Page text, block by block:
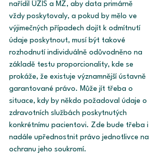
nařídil ÚZIS a MZ, aby data primárně
vždy poskytovaly, a pokud by mělo ve
výjimečných případech dojít k odmítnutí
údaje poskytnout, musí být takové
rozhodnutí individuálně odůvodněno na
základě testu proporcionality, kde se
prokáže, že existuje významnější ústavně
garantované právo. Může jít třeba o
situace, kdy by někdo požadoval údaje o
zdravotních službách poskytnutých
konkrétnímu pacientovi. Zde bude třeba i
nadále upřednostnit právo jednotlivce na
ochranu jeho soukromí.